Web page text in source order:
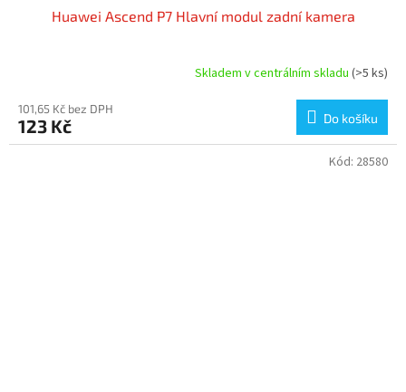
Huawei Ascend P7 Hlavní modul zadní kamera
Skladem v centrálním skladu (>5 ks)
101,65 Kč bez DPH
123 Kč Do košíku
Kód: 28580